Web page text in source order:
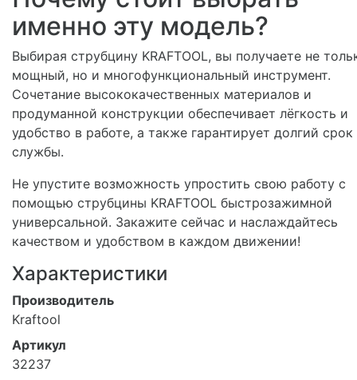
именно эту модель?
Выбирая струбцину KRAFTOOL, вы получаете не
мощный, но и многофункциональный инструмент.
Сочетание высококачественных материалов и
продуманной конструкции обеспечивает лёгкость и
удобство в работе, а также гарантирует долгий срок
службы.
Не упустите возможность упростить свою работу с
помощью струбцины KRAFTOOL быстрозажимной
универсальной. Закажите сейчас и наслаждайтесь
качеством и удобством в каждом движении!
Характеристики
Производитель
Kraftool
Артикул
32237